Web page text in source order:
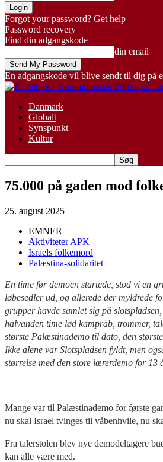
Forgot your password? Get help
Password recovery
Find din adgangskode
din email
En adgangskode vil blive sendt til dig på
Danmark
Globalt
Synspunkt
Kultur
75.000 på gaden mod
25. august 2025
EMNER
Aktiviteter APK
Israels folkemord
Palæstina-solidaritet
En time før demoen startede, stod vi en
løbesedler ud, og allerede der myldrede
grupper havde samlet sig på
halvanden time lød kampråb, trommer,
største Palæstinademo til dato, den
Ikke alene var Slotspladsen fyldt, men
størrelse med den store lærerdemo for 13
Mange var til Palæstinademo for første
nu skal Israel tvinges til våbenhvile, nu
Fra talerstolen blev nye demodeltagere
kan alle være med.